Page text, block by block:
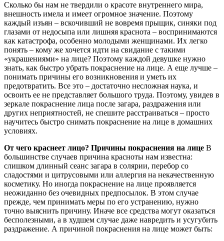
Сколько бы нам не твердили о красоте внутреннего мира,
внешность имела и имеет огромное значение. Поэтому
каждый изъян – вскочивший не вовремя прыщик, синяки под
глазами от недосыпа или лишняя краснота – воспринимаются
как катастрофа, особенно молодыми женщинами. Их легко
понять – кому же хочется идти на свидание с такими
«украшениями» на лице? Поэтому каждой девушке нужно
знать, как быстро убрать покраснение на лице. А еще лучше –
понимать причины его возникновения и уметь их
предотвратить. Все это – достаточно несложная наука, и
освоить ее не представляет большого труда. Поэтому, увидев в
зеркале покраснение лица после загара, раздражения или
других неприятностей, не спешите расстраиваться – просто
научитесь быстро снимать покраснение на лице в домашних
условиях.
От чего краснеет лицо? Причины покраснения на лице В
большинстве случаев причина красноты нам известна:
слишком длинный сеанс загара в солярии, перебор со
сладостями и цитрусовыми или аллергия на некачественную
косметику. Но иногда покраснение на лице проявляется
неожиданно без очевидных предпосылок. В этом случае
прежде, чем принимать меры по его устранению, нужно
точно выяснить причину. Иначе все средства могут оказаться
бесполезными, а в худшем случае даже навредить и усугубить
раздражение. А причиной покраснения на лице может быть: